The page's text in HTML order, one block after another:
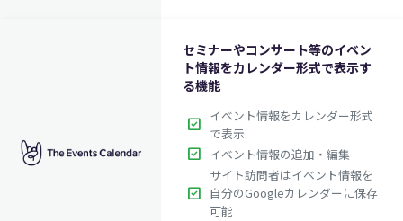
セミナーやコンサート等のイベン
ト情報をカレンダー形式で表示す
る機能
check_box イベント情報をカレンダー形式
で表示
check_box イベント情報の追加・編集
check_box
サイト訪問者はイベント情報を
自分のGoogleカレンダーに保存
可能